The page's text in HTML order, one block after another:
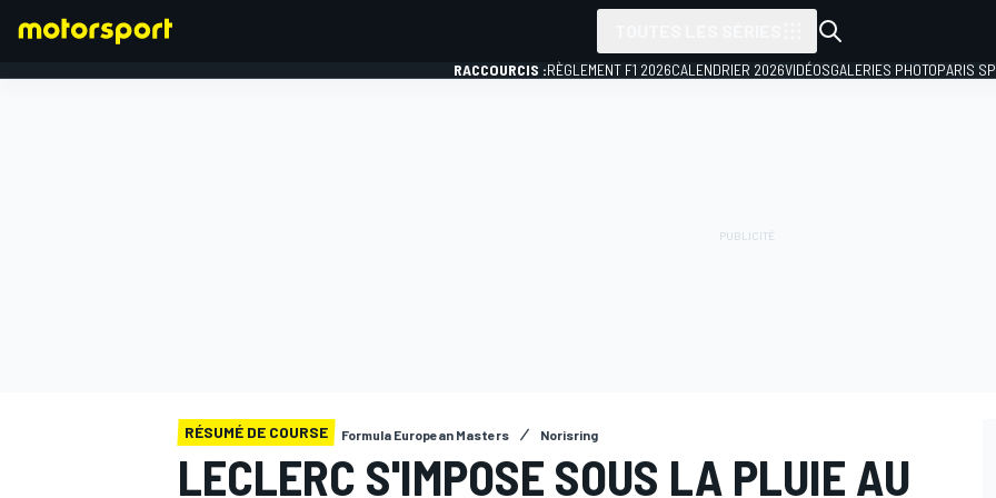
RACCOURCIS :RÈGLEMENT F1 2026CALENDRIER 2026VIDÉOSGALERIES PHOTOPARIS
RÉSUMÉ DE COURSE Formula European Masters Norisring
LECLERC S'IMPOSE SOUS LA PLUIE AU